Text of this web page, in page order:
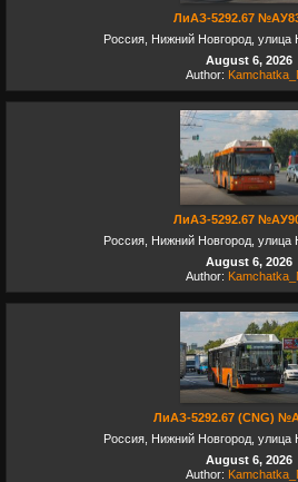
ЛиАЗ-5292.67
Россия, Нижний Новгород, улица
August 6, 2026
Author:
ЛиАЗ-5292.67
Россия, Нижний Новгород, улица
August 6, 2026
Author:
ЛиАЗ-5292.67 (CNG)
Россия, Нижний Новгород, улица
August 6, 2026
Author: